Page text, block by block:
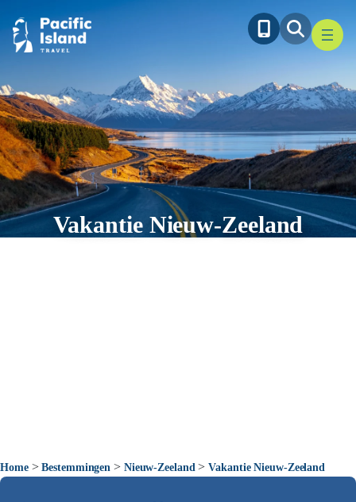
naar
Vakantie Nieuw-Zeeland
Home>Bestemmingen > Nieuw-Zeeland >Vakantie Nieuw-Zeeland